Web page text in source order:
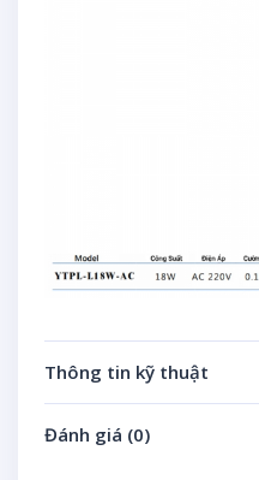
Thông tin kỹ thuật
Đánh giá (0)